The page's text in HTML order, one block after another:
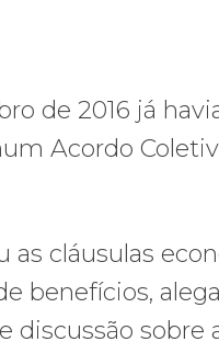
de 2016 já
Acordo
as cláusulas
benefícios,
discussão sobre